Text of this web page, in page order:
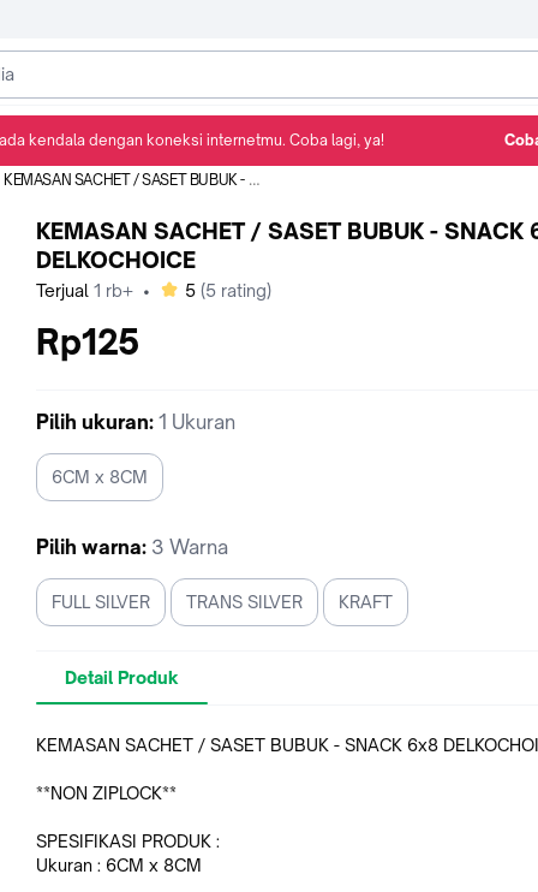
KEMASAN SACHET / SASET BUBUK - SNACK 6x8 DELKOCHOICE
KEMASAN SACHET / SASET BUBUK - SNACK
DELKOCHOICE
Terjual 1 rb+ • bintang
5 (5 rating)
Rp125
Pilih ukuran: 1 Ukuran
6CM x 8CM
Pilih warna: 3 Warna
FULL SILVER TRANS SILVER KRAFT
Detail Produk
KEMASAN SACHET / SASET BUBUK - SNACK 6x8
**NON ZIPLOCK**
SPESIFIKASI PRODUK :
Ukuran : 6CM x 8CM
kendala dengan koneksi internetmu. Coba lagi, ya!